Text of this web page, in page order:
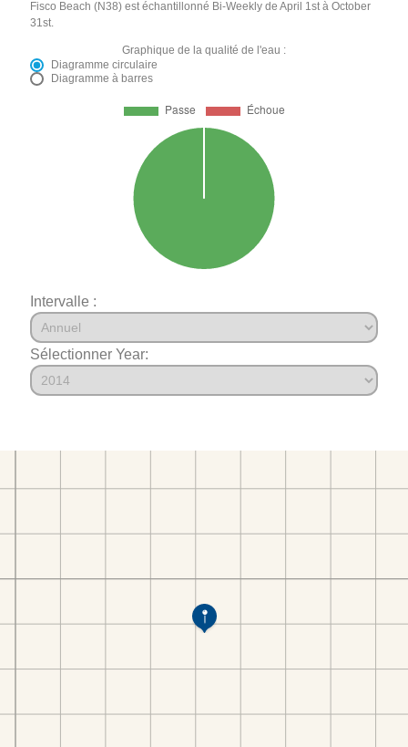
Fisco Beach (N38) est échantillonné Bi-Weekly de April 1st à October
31st.
Graphique de la qualité de l'eau :
Diagramme circulaire
Diagramme à barres
Intervalle :
Sélectionner Year: